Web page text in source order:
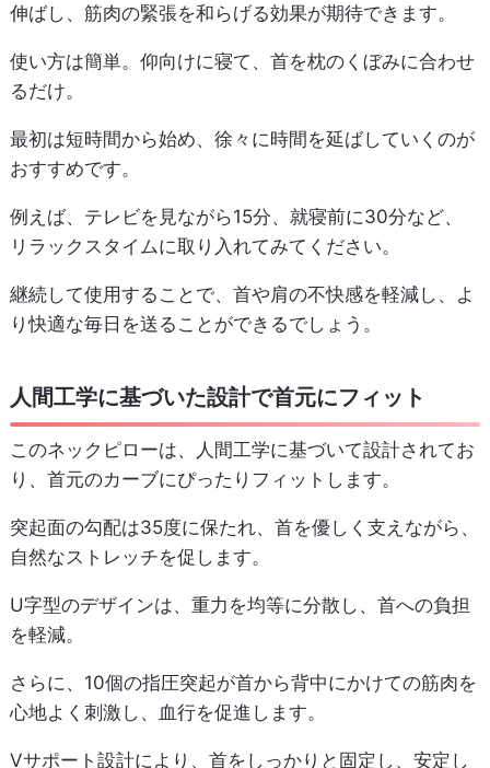
伸ばし、筋肉の緊張を和らげる効果が期待できます。
使い方は簡単。仰向けに寝て、首を枕のくぼみに合わせ
るだけ。
最初は短時間から始め、徐々に時間を延ばしていくのが
おすすめです。
例えば、テレビを見ながら15分、就寝前に30分など、
リラックスタイムに取り入れてみてください。
継続して使用することで、首や肩の不快感を軽減し、よ
り快適な毎日を送ることができるでしょう。
人間工学に基づいた設計で首元にフィット
このネックピローは、人間工学に基づいて設計されてお
り、首元のカーブにぴったりフィットします。
突起面の勾配は35度に保たれ、首を優しく支えながら、
自然なストレッチを促します。
U字型のデザインは、重力を均等に分散し、首への負担
を軽減。
さらに、10個の指圧突起が首から背中にかけての筋肉を
心地よく刺激し、血行を促進します。
Vサポート設計により、首をしっかりと固定し、安定し